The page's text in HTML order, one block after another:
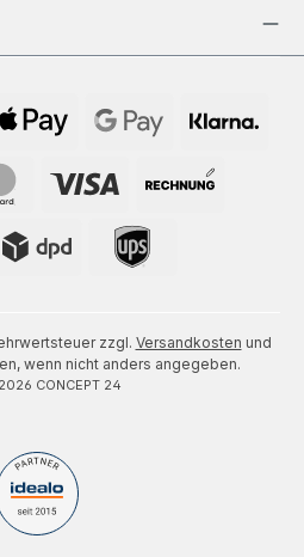
zzgl. Versandkosten und
wenn nicht anders angegeben.
CONCEPT 24